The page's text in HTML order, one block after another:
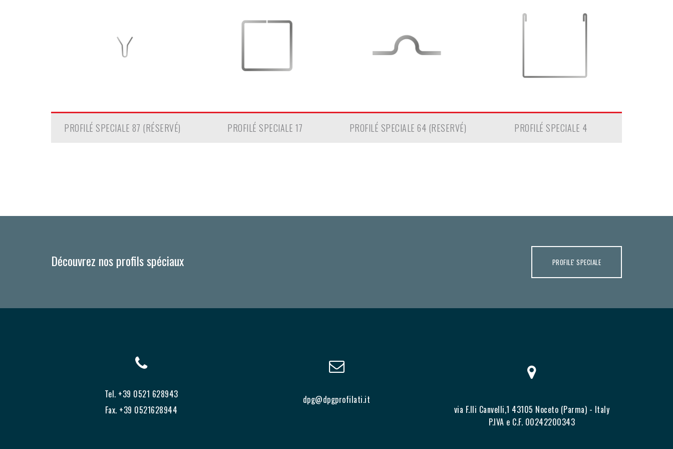
PROFILÉ SPECIALE 87 (RÉSERVÉ) PROFILÉ SPECIALE 17 PROFILÉ SPECIALE 64 (RESERVÉ) PROFILÉ SPECIALE 4
Découvrez nos profils spéciaux PROFILE' SPECIALE
Tel. +39 0521 628943
Fax. +39 0521628944
dpg@dpgprofilati.it
via F.lli Canvelli,1 43105 Noceto (Parma) - Italy
P.IVA e C.F. 00242200343